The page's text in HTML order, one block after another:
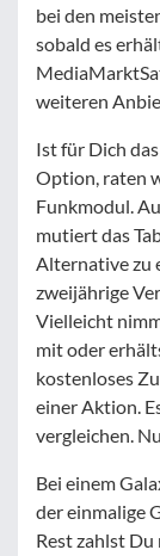
bei den
sobald es
weiteren
Ist für Dich
Option, raten
Funkmodul.
mutiert das
Alternative zu
zweijährige
Vielleicht
mit oder
kostenloses
einer Aktion.
vergleichen.
Bei einem
der einmalige
Rest zahlst